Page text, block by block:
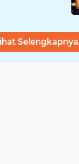
Fadh
Selengkapnya